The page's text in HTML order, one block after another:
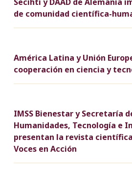
de comunidad científica-
América Latina y Unión
cooperación en ciencia y
IMSS Bienestar y Secretaría
Humanidades, Tecnología e
presentan la revista científica
Voces en Acción